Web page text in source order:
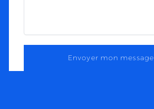
Envoyer mon message